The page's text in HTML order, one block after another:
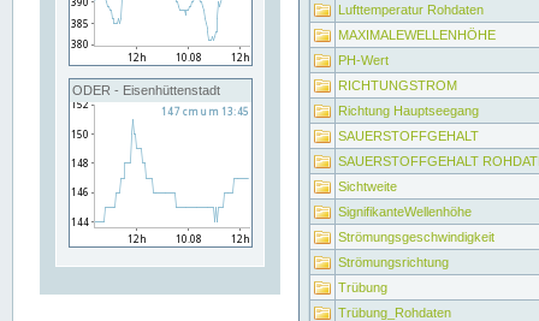
ODER - Eisenhüttenstadt
Lufttemperatur Rohdaten
MAXIMALEWELLENHÖHE
PH-Wert
RICHTUNGSTROM
Richtung Hauptseegang
SAUERSTOFFGEHALT
SAUERSTOFFGEHALT
Sichtweite
SignifikanteWellenhöhe
Strömungsgeschwindigkeit
Strömungsrichtung
Trübung
Trübung_Rohdaten